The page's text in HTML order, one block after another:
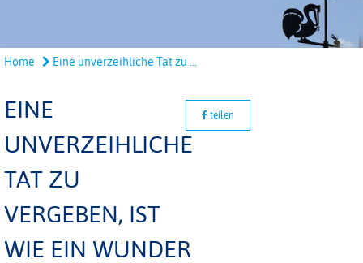
Home Eine unverzeihliche Tat zu ...
EINE
UNVERZEIHLICHE
TAT ZU
VERGEBEN, IST
WIE EIN WUNDER
teilen